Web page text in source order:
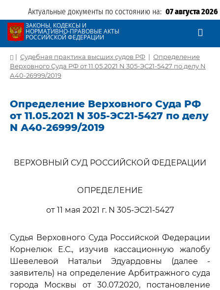
Актуальные документы по состоянию на: 07 августа 2026
ЗАКОНЫ, КОДЕКСЫ И
НОРМАТИВНО-ПРАВОВЫЕ АКТЫ
РОССИЙСКОЙ ФЕДЕРАЦИИ
| Судебная практика высших судов РФ | Определение
Верховного Суда РФ от 11.05.2021 N 305-ЭС21-5427 по делу N
А40-26999/2019
Определение Верховного Суда РФ
от 11.05.2021 N 305-ЭС21-5427 по делу
N А40-26999/2019
ВЕРХОВНЫЙ СУД РОССИЙСКОЙ ФЕДЕРАЦИИ
ОПРЕДЕЛЕНИЕ
от 11 мая 2021 г. N 305-ЭС21-5427
Судья Верховного Суда Российской Федерации
Корнелюк Е.С., изучив кассационную жалобу
Шевелевой Натальи Эдуардовны (далее -
заявитель) на определение Арбитражного суда
города Москвы от 30.07.2020, постановление